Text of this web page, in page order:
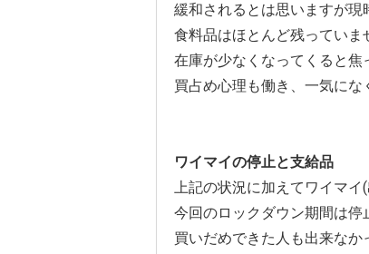
緩和されるとは思いますが
食料品はほとんど残っていま
在庫が少なくなってくると焦
買占め心理も働き、一気にな
ワイマイの停止と支給品
上記の状況に加えてワイマイ
今回のロックダウン期間は停
買いだめできた人も出来な